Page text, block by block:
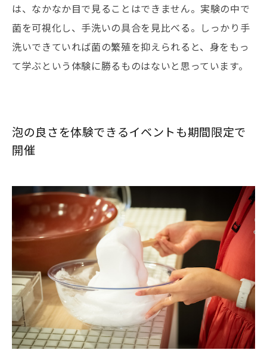
は、なかなか目で見ることはできません。実験の中で
菌を可視化し、手洗いの具合を見比べる。しっかり手
洗いできていれば菌の繁殖を抑えられると、身をもっ
て学ぶという体験に勝るものはないと思っています。
泡の良さを体験できるイベントも期間限定で
開催